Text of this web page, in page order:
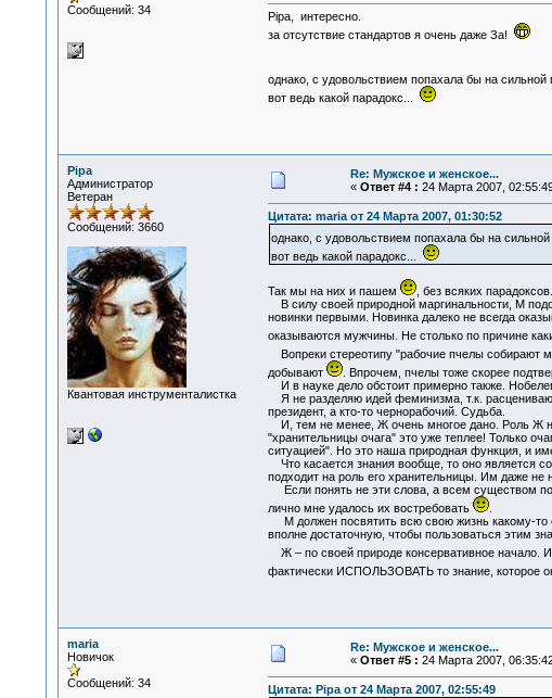
Сообщений: 34
Pipa, интересно.
за отсутствие стандартов я очень даже За!
однако, с удовольствием попахала бы на сильной
вот ведь какой парадокс...
Pipa
Администратор
Ветеран
Сообщений: 3660
Квантовая инструменталистка
Re: Мужское и женское...
« Ответ #4 : 24 Марта 2007,
Цитата: maria от 24 Марта 2007, 01:30:52
однако, с удовольствием попахала бы на
вот ведь какой парадокс...
Так мы на них и пашем
, без всяких парадоксов.
В силу своей природной маргинальности, М
новинки первыми. Новинка далеко не всегда
оказываются мужчины. Не столько по причине
Вопреки стереотипу "рабочие пчелы собирают
добывают
. Впрочем, пчелы тоже скорее
И в науке дело обстоит примерно также.
Я не разделяю идей феминизма, т.к. расцениваю
президент, а кто-то чернорабочий. Судьба.
И, тем не менее, Ж очень многое дано. Роль Ж
"хранительницы очага" это уже теплее! Только
ситуацией". Но это наша природная функция, и
Что касается знания вообще, то оно является
подходит на роль его хранительницы. Им даже не
Если понять не эти слова, а всем существом
лично мне удалось их востребовать
.
М должен посвятить всю свою жизнь какому-то
вполне достаточную, чтобы пользоваться этим
Ж – по своей природе консервативное начало.
фактически ИСПОЛЬЗОВАТЬ то знание, которое
maria
Новичок
Сообщений: 34
Re: Мужское и женское...
« Ответ #5 : 24 Марта 2007,
Цитата: Pipa от 24 Марта 2007, 02:55:49